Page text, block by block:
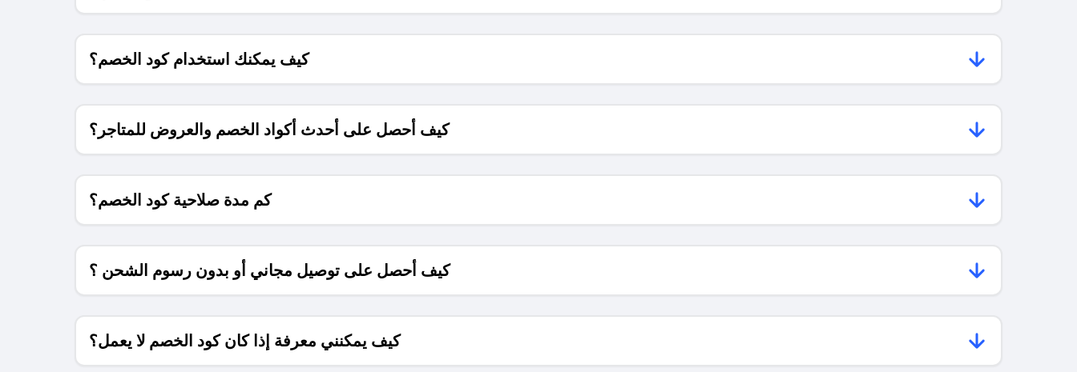
كيف يمكنك استخدام كود الخصم؟
كيف أحصل على أحدث أكواد الخصم والعروض للمتاجر؟
كم مدة صلاحية كود الخصم؟
كيف أحصل على توصيل مجاني أو بدون رسوم الشحن ؟
كيف يمكنني معرفة إذا كان كود الخصم لا يعمل؟